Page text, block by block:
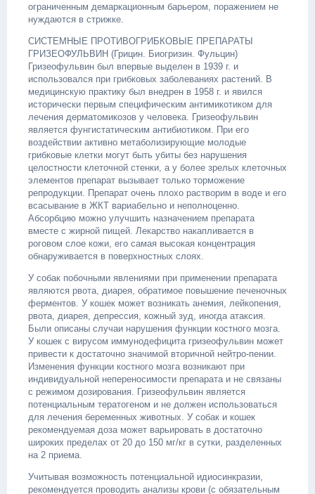
ограниченным демаркационным барьером, поражением не
нуждаются в стрижке.
СИСТЕМНЫЕ ПРОТИВОГРИБКОВЫЕ ПРЕПАРАТЫ
ГРИЗЕОФУЛЬВИН (Грицин. Биогризин. Фульцин)
Гризеофульвин был впервые выделен в 1939 г. и
использовался при грибковых заболеваниях растений. В
медицинскую практику был внедрен в 1958 г. и явился
исторически первым специфическим антимикотиком для
лечения дерматомикозов у человека. Гризеофульвин
является фунгистатическим антибиотиком. При его
воздействии активно метаболизирующие молодые
грибковые клетки могут быть убиты без нарушения
целостности клеточной стенки, а у более зрелых клеточных
элементов препарат вызывает только торможение
репродукции. Препарат очень плохо растворим в воде и его
всасывание в ЖКТ вариабельно и неполноценно.
Абсорбцию можно улучшить назначением препарата
вместе с жирной пищей. Лекарство накапливается в
роговом слое кожи, его самая высокая концентрация
обнаруживается в поверхностных слоях.
У собак побочными явлениями при применении препарата
являются рвота, диарея, обратимое повышение печеночных
ферментов. У кошек может возникать анемия, лейкопения,
рвота, диарея, депрессия, кожный зуд, иногда атаксия.
Были описаны случаи нарушения функции костного мозга.
У кошек с вирусом иммунодефицита гризеофульвин может
привести к достаточно значимой вторичной нейтро-пении.
Изменения функции костного мозга возникают при
индивидуальной непереносимости препарата и не связаны
с режимом дозирования. Гризеофульвин является
потенциальным тератогеном и не должен использоваться
для лечения беременных животных. У собак и кошек
рекомендуемая доза может варьировать в достаточно
широких пределах от 20 до 150 мг/кг в сутки, разделенных
на 2 приема.
Учитывая возможность потенциальной идиосинкразии,
рекомендуется проводить анализы крови (с обязательным